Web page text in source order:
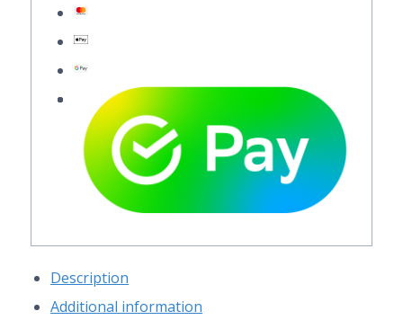
Description
Additional information